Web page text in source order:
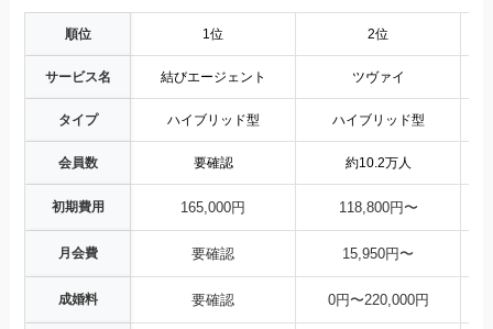
順位 1位 2位
サービス名 結びエージェント ツヴァイ
タイプ ハイブリッド型 ハイブリッド型
会員数 要確認 約10.2万人
初期費用 165,000円 118,800円〜
月会費 要確認 15,950円〜
成婚料 要確認 0円〜220,000円